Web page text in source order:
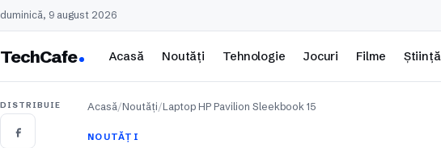
duminică, 9 august 2026
TechCafe Acasă Noutăți Tehnologie Jocuri Filme Știință
DISTRIBUIE Acasă/Noutăți/Laptop HP Pavilion Sleekbook 15
NOUTĂȚI